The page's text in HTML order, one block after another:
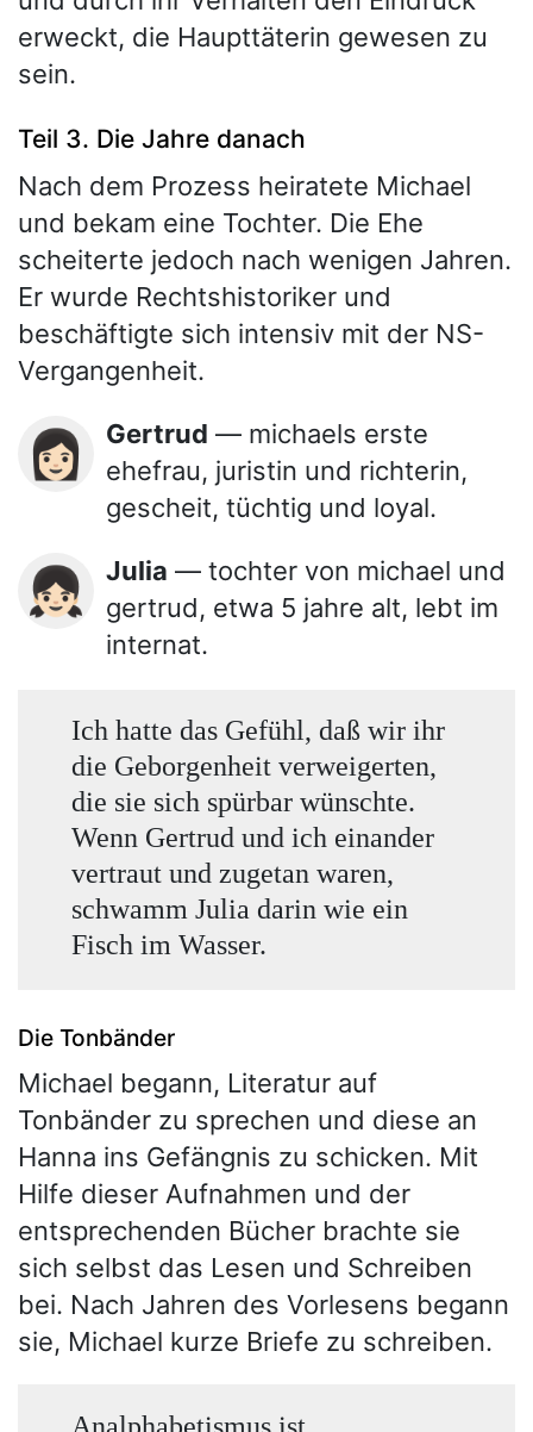
erweckt, die Haupttäterin gewesen zu
sein.
Teil 3. Die Jahre danach
Nach dem Prozess heiratete Michael
und bekam eine Tochter. Die Ehe
scheiterte jedoch nach wenigen Jahren.
Er wurde Rechtshistoriker und
beschäftigte sich intensiv mit der NS-
Vergangenheit.
👩🏻 Gertrud — michaels erste
ehefrau, juristin und richterin,
gescheit, tüchtig und loyal.
👧🏻 Julia — tochter von michael und
gertrud, etwa 5 jahre alt, lebt im
internat.
Ich hatte das Gefühl, daß wir ihr
die Geborgenheit verweigerten,
die sie sich spürbar wünschte.
Wenn Gertrud und ich einander
vertraut und zugetan waren,
schwamm Julia darin wie ein
Fisch im Wasser.
Die Tonbänder
Michael begann, Literatur auf
Tonbänder zu sprechen und diese an
Hanna ins Gefängnis zu schicken. Mit
Hilfe dieser Aufnahmen und der
entsprechenden Bücher brachte sie
sich selbst das Lesen und Schreiben
bei. Nach Jahren des Vorlesens begann
sie, Michael kurze Briefe zu schreiben.
Analphabetismus ist